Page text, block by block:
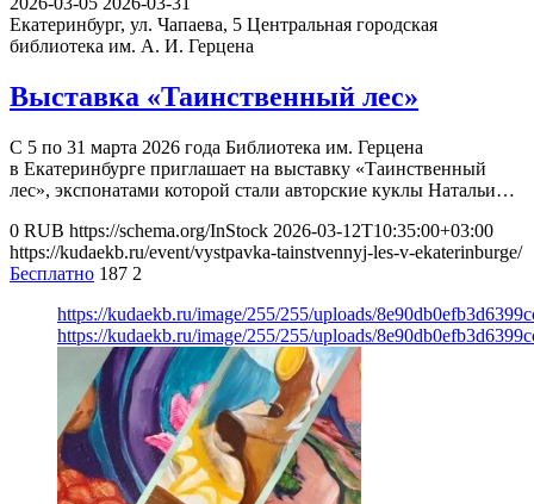
Екатеринбург, ул. Чапаева, 5 Центральная городская
библиотека им. А. И. Герцена
Выставка «Таинственный лес»
С 5 по 31 марта 2026 года Библиотека им. Герцена
в Екатеринбурге приглашает на выставку «Таинственный
лес», экспонатами которой стали авторские куклы Натальи…
0 RUB https://schema.org/InStock 2026-03-12T10:35:00+03:00
https://kudaekb.ru/event/vystpavka-tainstvennyj-les-v-ekaterinburge/
Бесплатно 187 2
https://kudaekb.ru/image/255/255/uploads/
https://kudaekb.ru/image/255/255/uploads/